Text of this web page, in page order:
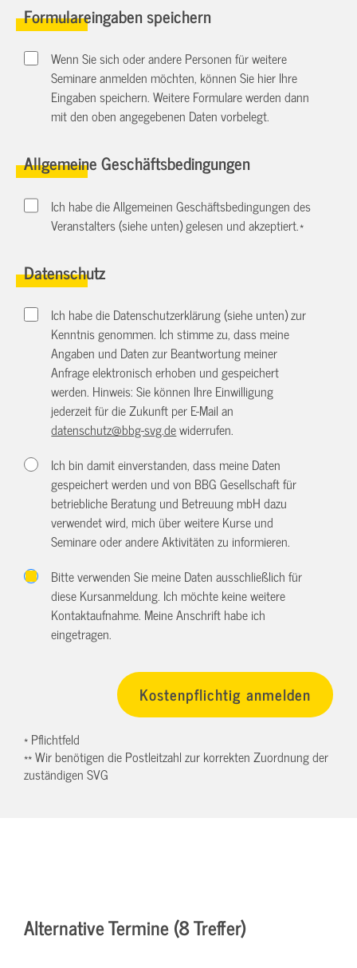
Formulareingaben speichern
Wenn Sie sich oder andere Personen für weitere
Seminare anmelden möchten, können Sie hier Ihre
Eingaben speichern. Weitere Formulare werden dann
mit den oben angegebenen Daten vorbelegt.
Allgemeine Geschäftsbedingungen
Ich habe die Allgemeinen Geschäftsbedingungen des
Veranstalters (siehe unten) gelesen und akzeptiert.*
Datenschutz
Ich habe die Datenschutzerklärung (siehe unten) zur
Kenntnis genommen. Ich stimme zu, dass meine
Angaben und Daten zur Beantwortung meiner
Anfrage elektronisch erhoben und gespeichert
werden. Hinweis: Sie können Ihre Einwilligung
jederzeit für die Zukunft per E-Mail an
datenschutz@bbg-svg.dewiderrufen.
Ich bin damit einverstanden, dass meine Daten
gespeichert werden und von BBG Gesellschaft für
betriebliche Beratung und Betreuung mbH dazu
verwendet wird, mich über weitere Kurse und
Seminare oder andere Aktivitäten zu informieren.
Bitte verwenden Sie meine Daten ausschließlich für
diese Kursanmeldung. Ich möchte keine weitere
Kontaktaufnahme. Meine Anschrift habe ich
eingetragen.
* Pflichtfeld
** Wir benötigen die Postleitzahl zur korrekten Zuordnung der
zuständigen SVG
Alternative Termine (8 Treffer)